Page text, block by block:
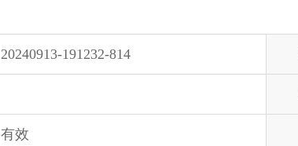
20240913-191232-814
有效